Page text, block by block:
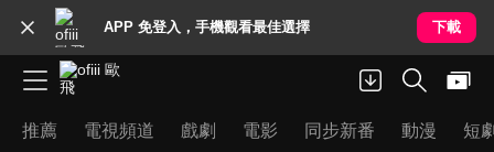
APP 免登入，手機觀看最佳選擇 下載
推薦 電視頻道 戲劇 電影 同步新番 動漫 短